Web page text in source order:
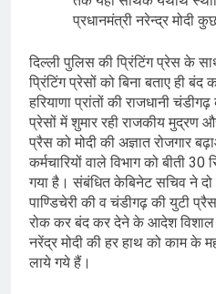
प्रधानमंत्री नरेन्द्र मोदी
दिल्ली पुलिस की प्रिंटिंग प्रेस के
प्रिंटिंग प्रेसों को बिना बताए ही बंद
हरियाणा प्रांतों की राजधानी
प्रेसों में शुमार रही राजकीय मुद्रण
प्रैस को मोदी की अज्ञात रोजगार
कर्मचारियों वाले विभाग को बीती
गया है। संबंधित केबिनेट सचिव ने
पाण्डिचेरी की व चंडीगढ़ की युटी
रोक कर बंद कर देने के आदेश विशाल
नरेंद्र मोदी की हर हाथ को काम के
लाये गये हैं।